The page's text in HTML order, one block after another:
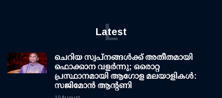
Latest
L
ചെറിയ സ്വപ്നങ്ങൾക്ക് അതീതമായി
ഫൊക്കാന വളർന്നു; ഒരൊറ്റ
പ്രസ്ഥാനമായി ആഗോള മലയാളികൾ:
സജിമോൻ ആന്റണി